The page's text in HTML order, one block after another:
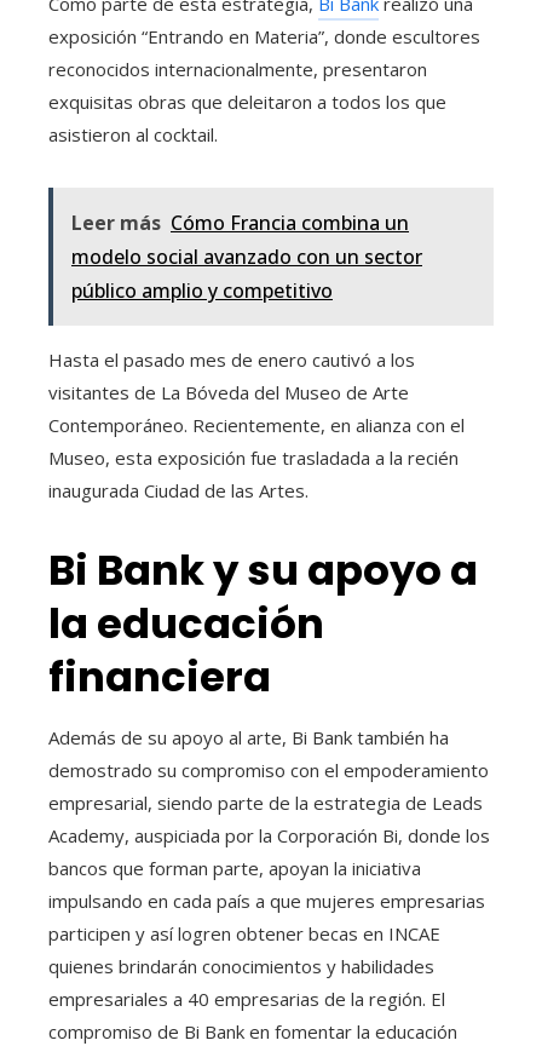
exposición “Entrando en Materia”, donde escultores
reconocidos internacionalmente, presentaron
exquisitas obras que deleitaron a todos los que
asistieron al cocktail.
Leer más Cómo Francia combina un
modelo social avanzado con un sector
público amplio y competitivo
Hasta el pasado mes de enero cautivó a los
visitantes de La Bóveda del Museo de Arte
Contemporáneo. Recientemente, en alianza con el
Museo, esta exposición fue trasladada a la recién
inaugurada Ciudad de las Artes.
Bi Bank y su apoyo a
la educación
financiera
Además de su apoyo al arte, Bi Bank también ha
demostrado su compromiso con el empoderamiento
empresarial, siendo parte de la estrategia de Leads
Academy, auspiciada por la Corporación Bi, donde los
bancos que forman parte, apoyan la iniciativa
impulsando en cada país a que mujeres empresarias
participen y así logren obtener becas en INCAE
quienes brindarán conocimientos y habilidades
empresariales a 40 empresarias de la región. El
compromiso de Bi Bank en fomentar la educación